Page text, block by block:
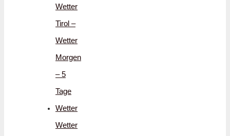
Wetter
Tirol –
Wetter
Morgen
– 5
Tage
Wetter
Wetter